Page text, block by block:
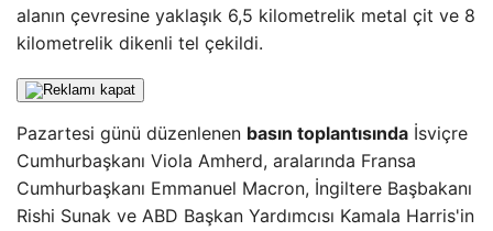
alanın çevresine yaklaşık 6,5 kilometrelik metal çit ve 8
kilometrelik dikenli tel çekildi.
Pazartesi günü düzenlenen basın toplantısında İsviçre
Cumhurbaşkanı Viola Amherd, aralarında Fransa
Cumhurbaşkanı Emmanuel Macron, İngiltere Başbakanı
Rishi Sunak ve ABD Başkan Yardımcısı Kamala Harris'in